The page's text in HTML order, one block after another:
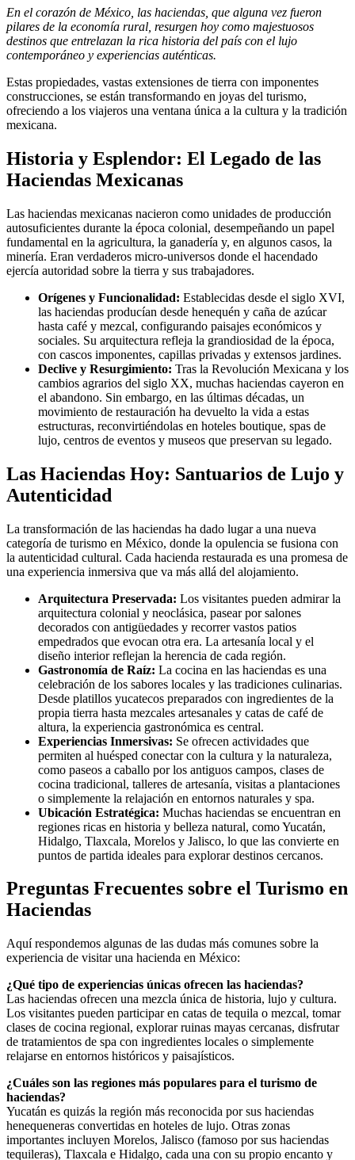
En el corazón de México, las haciendas, que alguna vez fueron
pilares de la economía rural, resurgen hoy como majestuosos
destinos que entrelazan la rica historia del país con el lujo
contemporáneo y experiencias auténticas.
Estas propiedades, vastas extensiones de tierra con imponentes
construcciones, se están transformando en joyas del turismo,
ofreciendo a los viajeros una ventana única a la cultura y la tradición
mexicana.
Historia y Esplendor: El Legado de las
Haciendas Mexicanas
Las haciendas mexicanas nacieron como unidades de producción
autosuficientes durante la época colonial, desempeñando un papel
fundamental en la agricultura, la ganadería y, en algunos casos, la
minería. Eran verdaderos micro-universos donde el hacendado
ejercía autoridad sobre la tierra y sus trabajadores.
Orígenes y Funcionalidad: Establecidas desde el siglo XVI,
las haciendas producían desde henequén y caña de azúcar
hasta café y mezcal, configurando paisajes económicos y
sociales. Su arquitectura refleja la grandiosidad de la época,
con cascos imponentes, capillas privadas y extensos jardines.
Declive y Resurgimiento: Tras la Revolución Mexicana y los
cambios agrarios del siglo XX, muchas haciendas cayeron en
el abandono. Sin embargo, en las últimas décadas, un
movimiento de restauración ha devuelto la vida a estas
estructuras, reconvirtiéndolas en hoteles boutique, spas de
lujo, centros de eventos y museos que preservan su legado.
Las Haciendas Hoy: Santuarios de Lujo y
Autenticidad
La transformación de las haciendas ha dado lugar a una nueva
categoría de turismo en México, donde la opulencia se fusiona con
la autenticidad cultural. Cada hacienda restaurada es una promesa de
una experiencia inmersiva que va más allá del alojamiento.
Arquitectura Preservada: Los visitantes pueden admirar la
arquitectura colonial y neoclásica, pasear por salones
decorados con antigüedades y recorrer vastos patios
empedrados que evocan otra era. La artesanía local y el
diseño interior reflejan la herencia de cada región.
Gastronomía de Raíz: La cocina en las haciendas es una
celebración de los sabores locales y las tradiciones culinarias.
Desde platillos yucatecos preparados con ingredientes de la
propia tierra hasta mezcales artesanales y catas de café de
altura, la experiencia gastronómica es central.
Experiencias Inmersivas: Se ofrecen actividades que
permiten al huésped conectar con la cultura y la naturaleza,
como paseos a caballo por los antiguos campos, clases de
cocina tradicional, talleres de artesanía, visitas a plantaciones
o simplemente la relajación en entornos naturales y spa.
Ubicación Estratégica: Muchas haciendas se encuentran en
regiones ricas en historia y belleza natural, como Yucatán,
Hidalgo, Tlaxcala, Morelos y Jalisco, lo que las convierte en
puntos de partida ideales para explorar destinos cercanos.
Preguntas Frecuentes sobre el Turismo en
Haciendas
Aquí respondemos algunas de las dudas más comunes sobre la
experiencia de visitar una hacienda en México:
¿Qué tipo de experiencias únicas ofrecen las haciendas?
Las haciendas ofrecen una mezcla única de historia, lujo y cultura.
Los visitantes pueden participar en catas de tequila o mezcal, tomar
clases de cocina regional, explorar ruinas mayas cercanas, disfrutar
de tratamientos de spa con ingredientes locales o simplemente
relajarse en entornos históricos y paisajísticos.
¿Cuáles son las regiones más populares para el turismo de
haciendas?
Yucatán es quizás la región más reconocida por sus haciendas
henequeneras convertidas en hoteles de lujo. Otras zonas
importantes incluyen Morelos, Jalisco (famoso por sus haciendas
tequileras), Tlaxcala e Hidalgo, cada una con su propio encanto y